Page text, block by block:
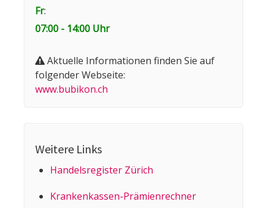
Fr:
07:00 - 14:00 Uhr
Aktuelle Informationen finden Sie auf
folgender Webseite:
www.bubikon.ch
Weitere Links
Handelsregister Zürich
Kranken­kassen-Prämien­rechner